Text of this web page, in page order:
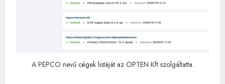
A PEPCO nevű cégek listáját az OPTEN Kft szolgáltatta.